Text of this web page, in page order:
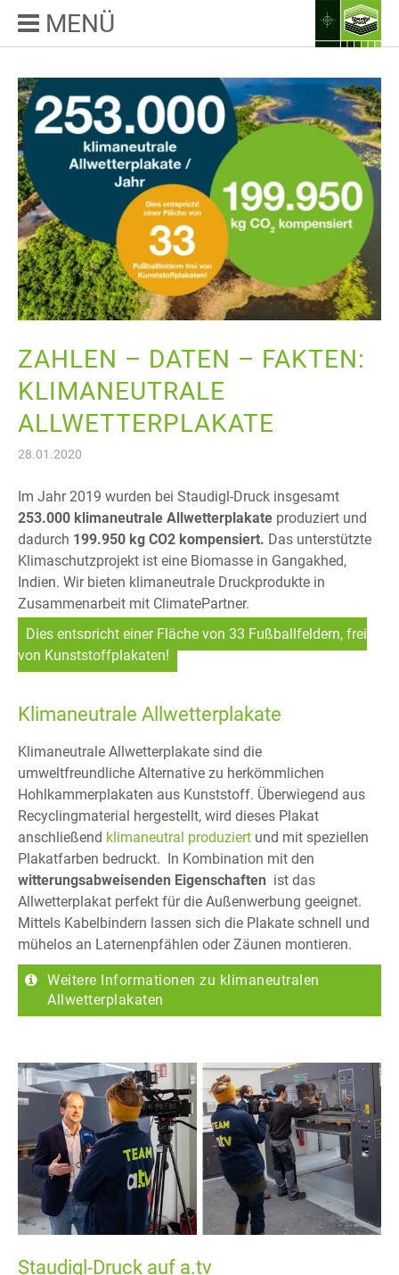
MENÜ
ZAHLEN – DATEN – FAKTEN:
KLIMANEUTRALE
ALLWETTERPLAKATE
28.01.2020
Im Jahr 2019 wurden bei Staudigl-Druck insgesamt
253.000 klimaneutrale Allwetterplakate produziert und
dadurch 199.950 kg CO2 kompensiert. Das unterstützte
Klimaschutzprojekt ist eine Biomasse in Gangakhed,
Indien. Wir bieten klimaneutrale Druckprodukte in
Zusammenarbeit mit ClimatePartner.
Dies entspricht einer Fläche von 33 Fußballfeldern, frei
von Kunststoffplakaten!
Klimaneutrale Allwetterplakate
Klimaneutrale Allwetterplakate sind die
umweltfreundliche Alternative zu herkömmlichen
Hohlkammerplakaten aus Kunststoff. Überwiegend aus
Recyclingmaterial hergestellt, wird dieses Plakat
anschließend klimaneutral produziert und mit speziellen
Plakatfarben bedruckt. In Kombination mit den
witterungsabweisenden Eigenschaften ist das
Allwetterplakat perfekt für die Außenwerbung geeignet.
Mittels Kabelbindern lassen sich die Plakate schnell und
mühelos an Laternenpfählen oder Zäunen montieren.
Weitere Informationen zu klimaneutralen
Allwetterplakaten
Staudigl-Druck auf a.tv